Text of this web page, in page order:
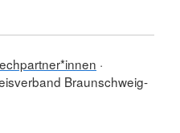
Braunschweig-